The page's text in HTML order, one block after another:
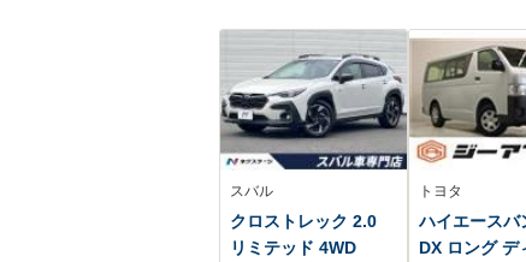
スバル
クロストレック 2.0
リミテッド 4WD
トヨタ
ハイエースバ
DX ロング デ